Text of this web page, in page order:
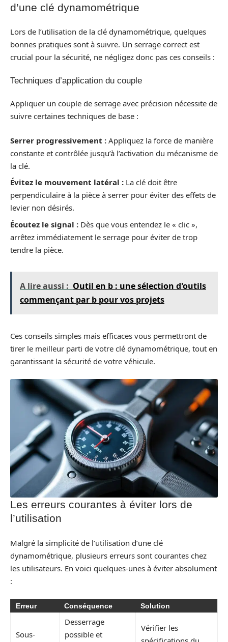
d’une clé dynamométrique
Lors de l’utilisation de la clé dynamométrique, quelques
bonnes pratiques sont à suivre. Un serrage correct est
crucial pour la sécurité, ne négligez donc pas ces conseils :
Techniques d’application du couple
Appliquer un couple de serrage avec précision nécessite de
suivre certaines techniques de base :
Serrer progressivement : Appliquez la force de manière
constante et contrôlée jusqu’à l’activation du mécanisme de
la clé.
Évitez le mouvement latéral : La clé doit être
perpendiculaire à la pièce à serrer pour éviter des effets de
levier non désirés.
Écoutez le signal : Dès que vous entendez le « clic »,
arrêtez immédiatement le serrage pour éviter de trop
tendre la pièce.
A lire aussi : Outil en b : une sélection d'outils
commençant par b pour vos projets
Ces conseils simples mais efficaces vous permettront de
tirer le meilleur parti de votre clé dynamométrique, tout en
garantissant la sécurité de votre véhicule.
Les erreurs courantes à éviter lors de
l’utilisation
Malgré la simplicité de l’utilisation d’une clé
dynamométrique, plusieurs erreurs sont courantes chez
les utilisateurs. En voici quelques-unes à éviter absolument
:
Erreur Conséquence Solution
Sous-
Desserrage
possible et
Vérifier les